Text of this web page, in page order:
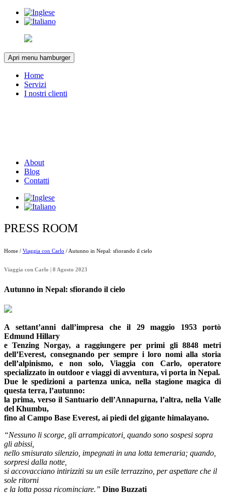
Apri menu hamburger
Home
Servizi
I nostri clienti
About
Blog
Contatti
PRESS ROOM
Home / Viaggia con Carlo / Autunno in Nepal: sfiorando il cielo
Viaggia con Carlo | 8 Agosto 2023
Autunno in Nepal: sfiorando il cielo
A settant’anni dall’impresa che il 29 maggio 1953 portò
Edmund Hillary
e Tenzing Norgay, a raggiungere per primi gli 8848 metri
dell’Everest, consegnando per sempre i loro nomi alla storia
dell’alpinismo, e non solo, Viaggia con Carlo, operatore
specializzato in outdoor e viaggi di avventura, vi porta in Nepal.
Due le spedizioni a partenza unica, nella stagione magica di
questa terra, l’autunno:
la prima, verso il Santuario dell’Annapurna, l’altra, nella Valle
del Khumbu,
fino al Campo Base Everest, ai piedi del gigante himalayano.
“Nessuno li scorge, gli arrampicatori, quando sono sospesi sopra
gli abissi,
nello smisurato silenzio, impegnati in una lotta temeraria; quando,
sorpresi dalla notte,
si accovacciano intirizziti su un esile terrazzino, per aspettare che il
sole ritorni
e la lotta possa ricominciare.” Dino Buzzati